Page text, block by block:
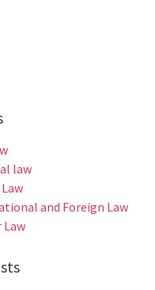
law
and Foreign Law
Law